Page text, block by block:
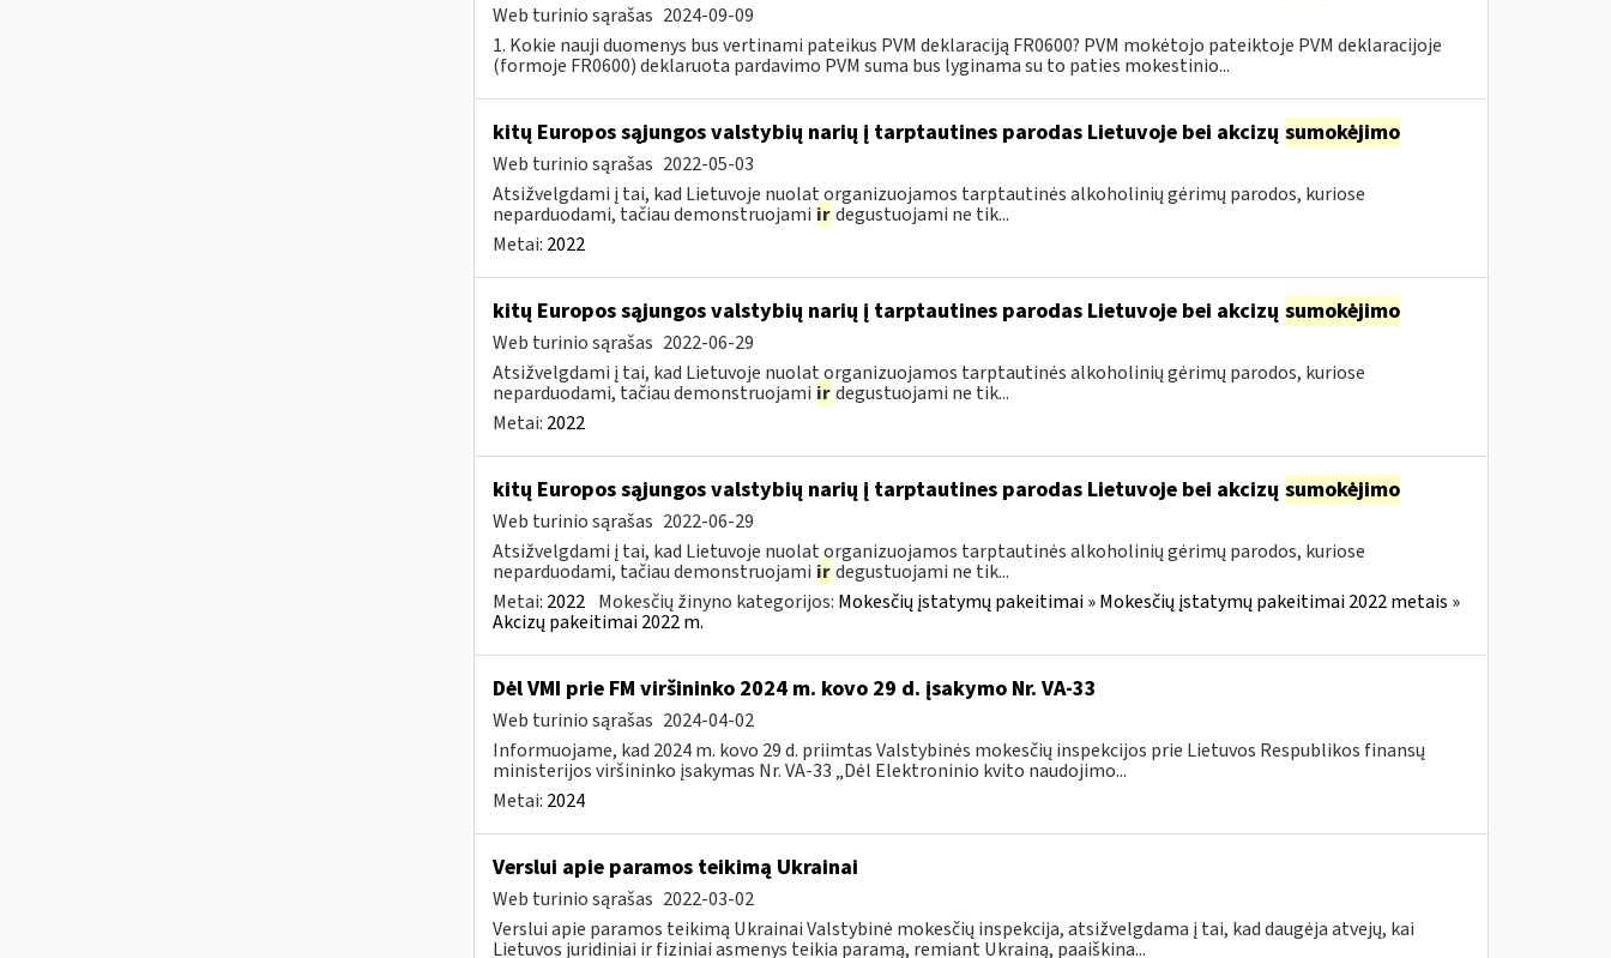
Web turinio sąrašas 2024-09-09
1. Kokie nauji duomenys bus vertinami pateikus PVM deklaraciją FR0600? PVM mokėtojo pateiktoje PVM deklaracijoje
(formoje FR0600) deklaruota pardavimo PVM suma bus lyginama su to paties mokestinio...
kitų Europos sąjungos valstybių narių į tarptautines parodas Lietuvoje bei akcizų sumokėjimo
Web turinio sąrašas 2022-05-03
Atsižvelgdami į tai, kad Lietuvoje nuolat organizuojamos tarptautinės alkoholinių gėrimų parodos, kuriose
neparduodami, tačiau demonstruojami ir degustuojami ne tik...
Metai: 2022
kitų Europos sąjungos valstybių narių į tarptautines parodas Lietuvoje bei akcizų sumokėjimo
Web turinio sąrašas 2022-06-29
Atsižvelgdami į tai, kad Lietuvoje nuolat organizuojamos tarptautinės alkoholinių gėrimų parodos, kuriose
neparduodami, tačiau demonstruojami ir degustuojami ne tik...
Metai: 2022
kitų Europos sąjungos valstybių narių į tarptautines parodas Lietuvoje bei akcizų sumokėjimo
Web turinio sąrašas 2022-06-29
Atsižvelgdami į tai, kad Lietuvoje nuolat organizuojamos tarptautinės alkoholinių gėrimų parodos, kuriose
neparduodami, tačiau demonstruojami ir degustuojami ne tik...
Metai: 2022 Mokesčių žinyno kategorijos: Mokesčių įstatymų pakeitimai » Mokesčių įstatymų pakeitimai 2022 metais »
Akcizų pakeitimai 2022 m.
Dėl VMI prie FM viršininko 2024 m. kovo 29 d. įsakymo Nr. VA-33
Web turinio sąrašas 2024-04-02
Informuojame, kad 2024 m. kovo 29 d. priimtas Valstybinės mokesčių inspekcijos prie Lietuvos Respublikos finansų
ministerijos viršininko įsakymas Nr. VA-33 „Dėl Elektroninio kvito naudojimo...
Metai: 2024
Verslui apie paramos teikimą Ukrainai
Web turinio sąrašas 2022-03-02
Verslui apie paramos teikimą Ukrainai Valstybinė mokesčių inspekcija, atsižvelgdama į tai, kad daugėja atvejų, kai
Lietuvos juridiniai ir fiziniai asmenys teikia paramą, remiant Ukrainą, paaiškina...